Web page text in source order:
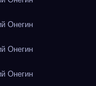
Онегин
Онегин
Онегин